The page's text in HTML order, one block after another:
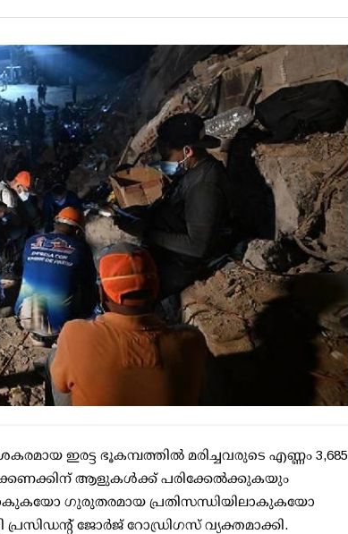
ഇരട്ട ഭൂകമ്പത്തില്‍ മരിച്ചവരുടെ എണ്ണം 3,685
ആളുകള്‍ക്ക് പരിക്കേല്‍ക്കുകയും
ഗുരുതരമായ പ്രതിസന്ധിയിലാകുകയോ
ജോര്‍ജ് റോഡ്രിഗസ് വ്യക്തമാക്കി.